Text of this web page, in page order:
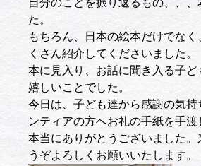
た。
もちろん、日本の絵本だけでな
くさん紹介してくださいました。
本に見入り、お話に聞き入る子ど
嬉しいことでした。
今日は、子ども達から感謝の気持
ンティアの方へお礼の手紙を手渡
本当にありがとうございました
うぞよろしくお願いいたします。